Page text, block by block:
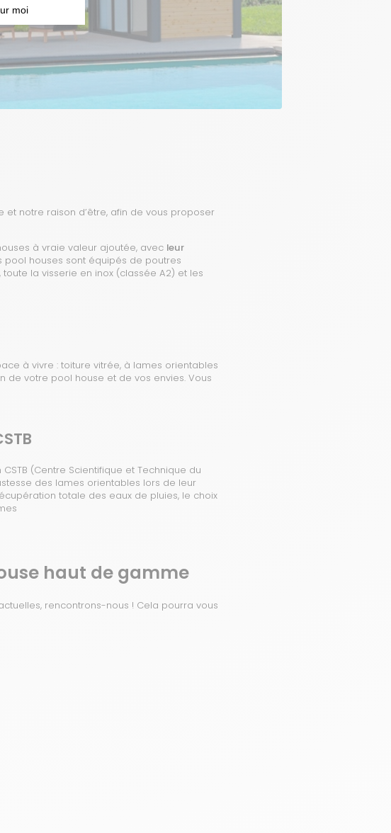
notre raison d’être, afin de vous proposer
à vraie valeur ajoutée, avec leur
pool houses sont équipés de poutres
la visserie en inox (classée A2) et les
à vivre : toiture vitrée, à lames orientables
de votre pool house et de vos envies. Vous
(Centre Scientifique et Technique du
des lames orientables lors de leur
totale des eaux de pluies, le choix
haut de gamme
rencontrons-nous ! Cela pourra vous